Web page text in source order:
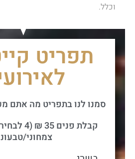
וכלל.
תפריט
סמנו לנו בתפריט מה אתם
צמחוני/